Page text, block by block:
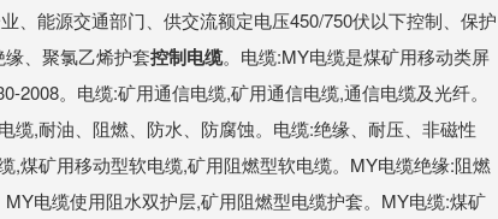
、能源交通部门、供交流额定电压450/750伏以下控制、保护
、聚氯乙烯护套控制电缆。电缆:MY电缆是煤矿用移动类屏
2008。电缆:矿用通信电缆,矿用通信电缆,通信电缆及光纤。
缆,耐油、阻燃、防水、防腐蚀。电缆:绝缘、耐压、非磁性
,煤矿用移动型软电缆,矿用阻燃型软电缆。MY电缆绝缘:阻燃
电缆使用阻水双护层,矿用阻燃型电缆护套。MY电缆:煤矿